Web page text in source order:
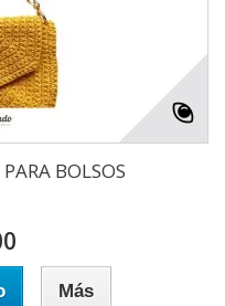
BOLSOS
Más